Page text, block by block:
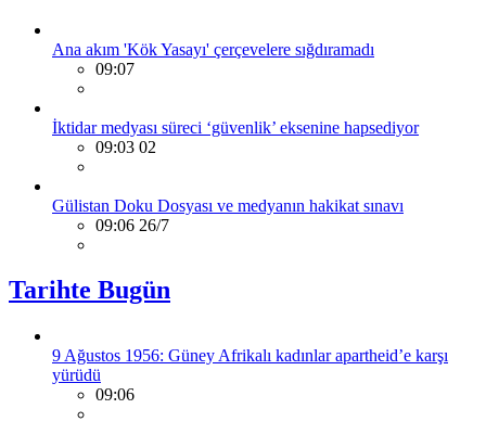
Ana akım 'Kök Yasayı' çerçevelere sığdıramadı
09:07
İktidar medyası süreci ‘güvenlik’ eksenine hapsediyor
09:03 02
Gülistan Doku Dosyası ve medyanın hakikat sınavı
09:06 26/7
Tarihte Bugün
9 Ağustos 1956: Güney Afrikalı kadınlar apartheid’e karşı
yürüdü
09:06